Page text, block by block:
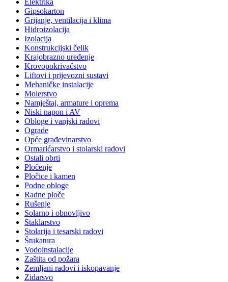
Gipsokarton
Grijanje, ventilacija i klima
Hidroizolacija
Izolacija
Konstrukcijski čelik
Krajobrazno uređenje
Krovopokrivačstvo
Liftovi i prijevozni sustavi
Mehaničke instalacije
Molerstvo
Namještaj, armature i oprema
Niski napon i AV
Obloge i vanjski radovi
Ograde
Opće građevinarstvo
Ormarićarstvo i stolarski radovi
Ostali obrti
Pločenje
Pločice i kamen
Podne obloge
Radne ploče
Rušenje
Solarno i obnovljivo
Staklarstvo
Stolarija i tesarski radovi
Štukatura
Vodoinstalacije
Zaštita od požara
Zemljani radovi i iskopavanje
Zidarsvo